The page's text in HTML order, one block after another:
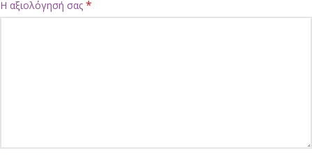
Η αξιολόγησή σας *